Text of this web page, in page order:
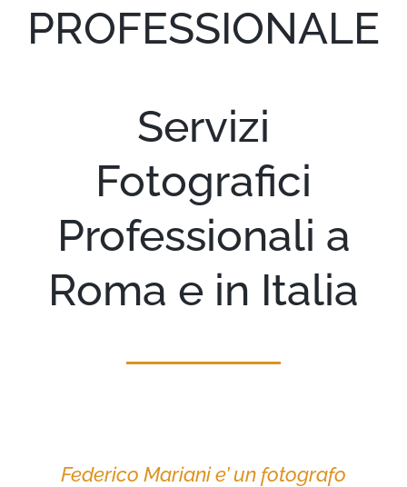
Portfolio
Servizi
Contatti
PROFESSIONALE
Servizi
Fotografici
Professionali a
Roma e in Italia
Federico Mariani e’ un fotografo